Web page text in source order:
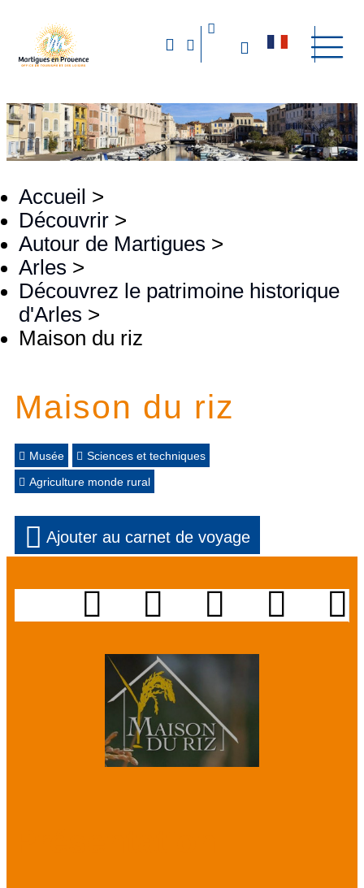
Accueil >
Découvrir >
Autour de Martigues >
Arles >
Découvrez le patrimoine historique
d'Arles >
Maison du riz
Maison du riz
Musée
Sciences et techniques
Agriculture monde rural
Ajouter au carnet de voyage